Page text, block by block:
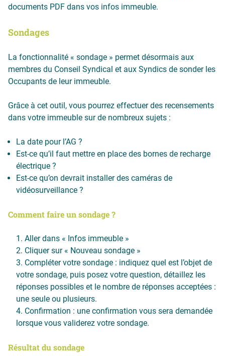
documents PDF dans vos infos immeuble.
Sondages
La fonctionnalité « sondage » permet désormais aux
membres du Conseil Syndical et aux Syndics de sonder les
Occupants de leur immeuble.
Grâce à cet outil, vous pourrez effectuer des recensements
dans votre immeuble sur de nombreux sujets :
La date pour l’AG ?
Est-ce qu’il faut mettre en place des bornes de recharge
électrique ?
Est-ce qu’on devrait installer des caméras de
vidéosurveillance ?
Comment faire un sondage ?
Aller dans « Infos immeuble »
Cliquer sur « Nouveau sondage »
Compléter votre sondage : indiquez quel est l’objet de
votre sondage, puis posez votre question, détaillez les
réponses possibles et le nombre de réponses acceptées :
une seule ou plusieurs.
Confirmation : une confirmation vous sera demandée
lorsque vous validerez votre sondage.
Résultat du sondage